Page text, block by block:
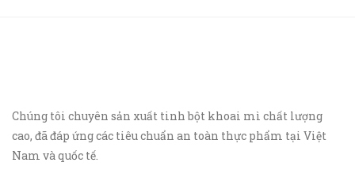
Chúng tôi chuyên sản xuất tinh bột khoai mì chất lượng
cao, đã đáp ứng các tiêu chuẩn an toàn thực phẩm tại Việt
Nam và quốc tế.